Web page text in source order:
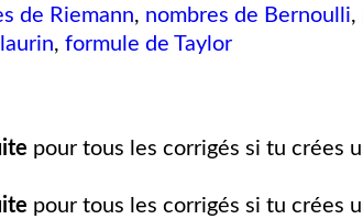
de Riemann, nombres de Bernoulli,
,formule de Taylor
pour tous les corrigés si tu crées
pour tous les corrigés si tu crées